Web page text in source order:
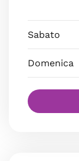
Sabato
Domenica